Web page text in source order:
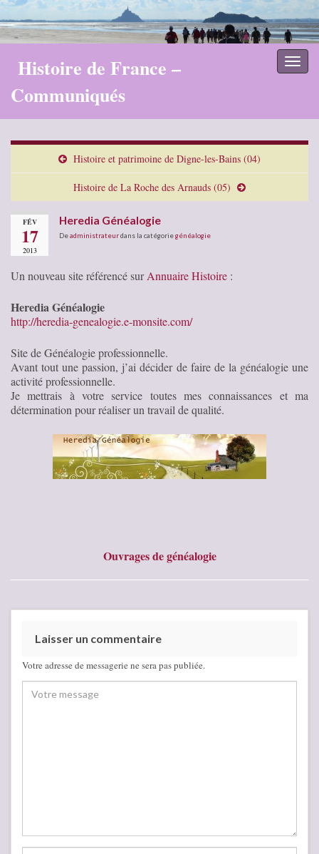
Histoire de France –
Communiqués
Histoire et patrimoine de Digne-les-Bains (04)
Histoire de La Roche des Arnauds (05)
FÉV
17
2013
Heredia Généalogie
Deadministrateurdans la catégoriegénéalogie
Un nouveau site référencé surAnnuaire Histoire :
Heredia Généalogie
http://heredia-genealogie.e-monsite.com/
Site de Généalogie professionnelle.
Avant tout une passion, j’ai décider de faire de la généalogie une
activité professionnelle.
Je mettrais à votre service toutes mes connaissances et ma
détermination pour réaliser un travail de qualité.
Ouvrages de généalogie
Laisser un commentaire
Votre adresse de messagerie ne sera pas publiée.